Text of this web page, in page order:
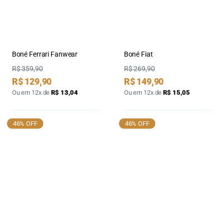
Boné Ferrari Fanwear
Preço
por
R$ 129,90
Preço
R$ 359,90
Ou em 12x deR$ 13,04
Boné Fiat
Preço
por
R$ 149,90
Preço
R$ 269,90
Ou em 12x deR$ 15,05
46% OFF 46% OFF